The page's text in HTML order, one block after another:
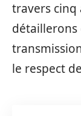
travers cinq
le respect